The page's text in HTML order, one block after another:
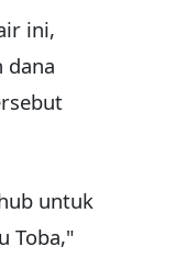
ini,
dana
untuk
Toba,"